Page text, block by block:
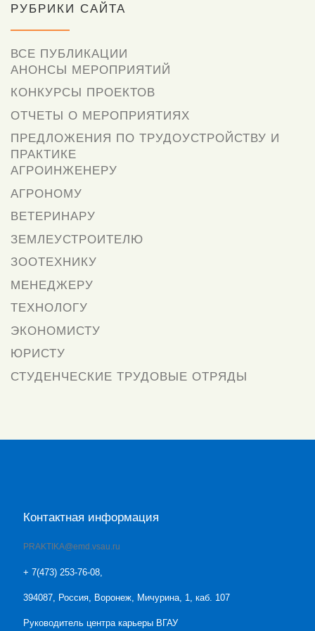
РУБРИКИ САЙТА
ВСЕ ПУБЛИКАЦИИ
АНОНСЫ МЕРОПРИЯТИЙ
КОНКУРСЫ ПРОЕКТОВ
ОТЧЕТЫ О МЕРОПРИЯТИЯХ
ПРЕДЛОЖЕНИЯ ПО ТРУДОУСТРОЙСТВУ И
ПРАКТИКЕ
АГРОИНЖЕНЕРУ
АГРОНОМУ
ВЕТЕРИНАРУ
ЗЕМЛЕУСТРОИТЕЛЮ
ЗООТЕХНИКУ
МЕНЕДЖЕРУ
ТЕХНОЛОГУ
ЭКОНОМИСТУ
ЮРИСТУ
СТУДЕНЧЕСКИЕ ТРУДОВЫЕ ОТРЯДЫ
Контактная информация
PRAKTIKA@emd.vsau.ru
+ 7(473) 253-76-08,
394087, Россия, Воронеж, Мичурина, 1, каб. 107
Руководитель центра карьеры ВГАУ